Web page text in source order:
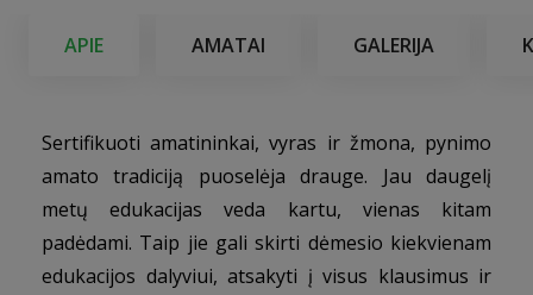
APIE AMATAI GALERIJA
Sertifikuoti amatininkai, vyras ir žmona, pynimo
amato tradiciją puoselėja drauge. Jau daugelį
metų edukacijas veda kartu, vienas kitam
padėdami. Taip jie gali skirti dėmesio kiekvienam
edukacijos dalyviui, atsakyti į visus klausimus ir